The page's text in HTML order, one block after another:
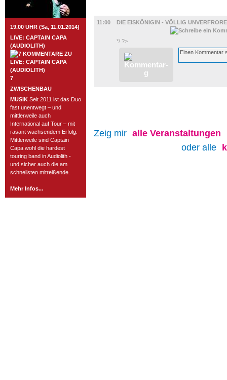
19.00 UHR (Sa, 11.01.2014)
LIVE: CAPTAIN CAPA
(AUDIOLITH)
7
ZWISCHENBAU
MUSIK Seit 2011 ist das Duo
fast unentwegt – und
mittlerweile auch
International auf Tour – mit
rasant wachsendem Erfolg.
Mittlerweile sind Captain
Capa wohl die hardest
touring band in Audiolith -
und sicher auch die am
schnellsten mitreißende.
Mehr Infos...
11:00
DIE EISKÖNIGIN - VÖLLIG
*/ ?>
Zeig mir alle Veranstaltungen
oder alle